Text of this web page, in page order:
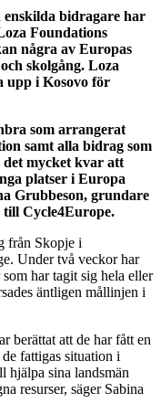
enskilda bidragare har
Foundations
några av Europas
skolgång. Loza
upp i Kosovo för
som arrangerat
samt alla bidrag som
det mycket kvar att
nga platser i Europa
Grubbeson, grundare
Cycle4Europe.
från Skopje i
Under två veckor har
har tagit sig hela eller
äntligen mållinjen i
berättat att de har fått en
fattigas situation i
hjälpa sina landsmän
resurser, säger Sabina